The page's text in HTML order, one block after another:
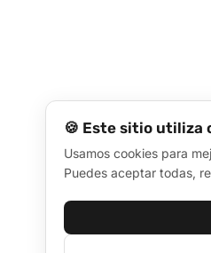
🍪 Este sitio utiliza
Usamos cookies para
Puedes aceptar todas,